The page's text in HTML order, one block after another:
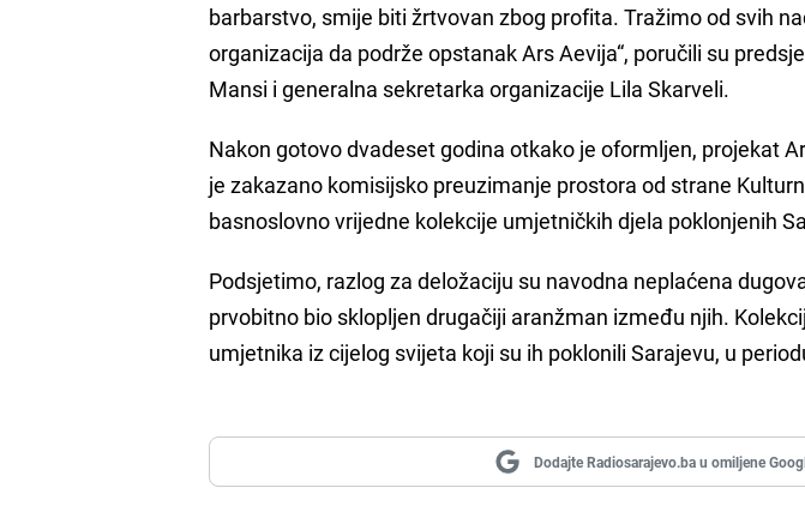
barbarstvo, smije biti žrtvovan zbog profita. Tražimo od svih
organizacija da podrže opstanak Ars Aevija“, poručili su
Mansi i generalna sekretarka organizacije Lila Skarveli.
Nakon gotovo dvadeset godina otkako je oformljen, projekat
je zakazano komisijsko preuzimanje prostora od strane
basnoslovno vrijedne kolekcije umjetničkih djela poklonjenih
Podsjetimo, razlog za deložaciju su navodna neplaćena
prvobitno bio sklopljen drugačiji aranžman između njih.
umjetnika iz cijelog svijeta koji su ih poklonili Sarajevu, u
Dodajte Radiosarajevo.ba u omiljene